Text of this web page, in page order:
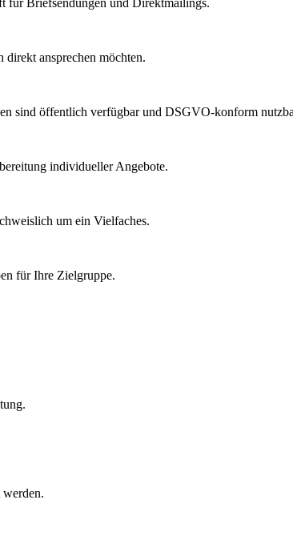
ansprechen möchten.
sind öffentlich verfügbar und DSGVO-konform
individueller Angebote.
um ein Vielfaches.
für Ihre Zielgruppe.